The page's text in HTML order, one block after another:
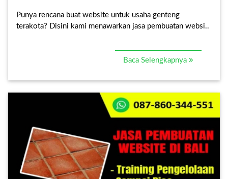
Punya rencana buat website untuk usaha genteng
terakota? Disini kami menawarkan jasa pembuatan websi..
Baca Selengkapnya